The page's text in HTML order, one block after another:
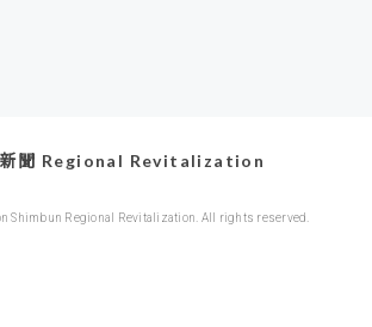
新聞 Regional Revitalization
Shimbun Regional Revitalization. All rights reserved.